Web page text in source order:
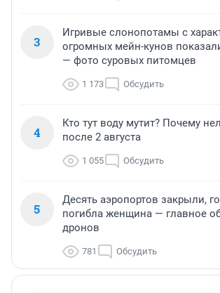
3
Игривые слонопотамы с
огромных мейн-кунов
— фото суровых питомцев
1 173 Обсудить
4
Кто тут воду мутит? Почему
после 2 августа
1 055 Обсудить
5
Десять аэропортов закрыли,
погибла женщина — главное
дронов
781 Обсудить